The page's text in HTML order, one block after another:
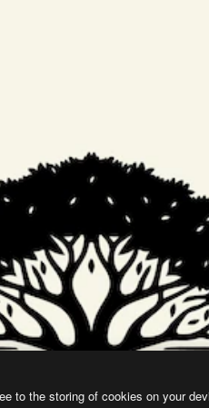
нашего генератора изображений на
to the storing of cookies on your